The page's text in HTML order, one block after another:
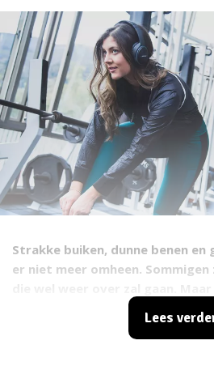
Strakke buiken, dunne benen en
er niet meer omheen.
is het misschien niet zo
vertel je vandaag over de
Lees